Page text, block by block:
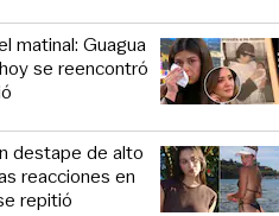
matinal: Guagua
se reencontró
destape de alto
reacciones en
repitió